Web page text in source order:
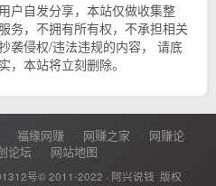
户自发分享，本站仅做收集整
务，不拥有所有权，不承担相关
袭侵权/违法违规的内容， 请底
，本站将立刻删除。
福缘网赚 网赚之家
网赚论
论坛 网站地图
号© 2011-2022 · 阿兴说钱 版权